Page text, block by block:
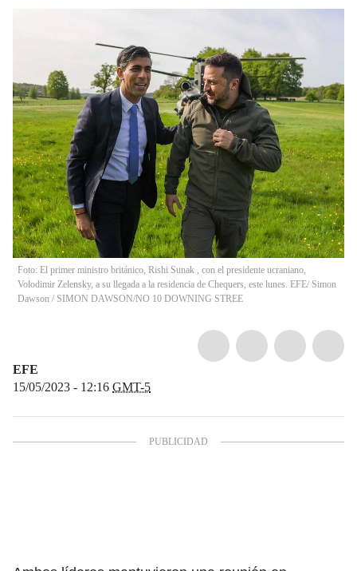
Foto: El primer ministro británico, Rishi Sunak , con el presidente ucraniano,
Volodimir Zelensky, a su llegada a la residencia de Chequers, este lunes. EFE/ Simon
Dawson / SIMON DAWSON/NO 10 DOWNING STREE
EFE
15/05/2023 - 12:16 GMT-5